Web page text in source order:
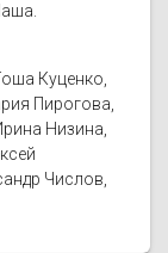
Куценко,
Пирогова,
Низина,
Числов,